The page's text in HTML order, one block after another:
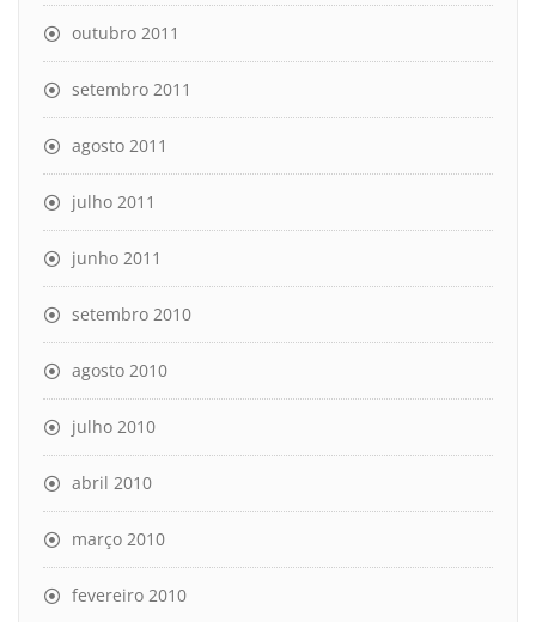
outubro 2011
setembro 2011
agosto 2011
julho 2011
junho 2011
setembro 2010
agosto 2010
julho 2010
abril 2010
março 2010
fevereiro 2010